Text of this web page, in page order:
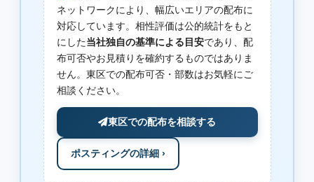
ネットワークにより、幅広いエリアの配布に
対応しています。相性評価は公的統計をもと
にした当社独自の基準による目安であり、配
布可否やお見積りを確約するものではありま
せん。東区での配布可否・部数はお気軽にご
相談ください。
東区での配布を相談する
ポスティングの詳細 ›